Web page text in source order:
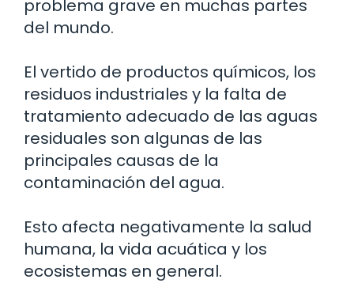
problema grave en muchas partes
del mundo.
El vertido de productos químicos, los
residuos industriales y la falta de
tratamiento adecuado de las aguas
residuales son algunas de las
principales causas de la
contaminación del agua.
Esto afecta negativamente la salud
humana, la vida acuática y los
ecosistemas en general.